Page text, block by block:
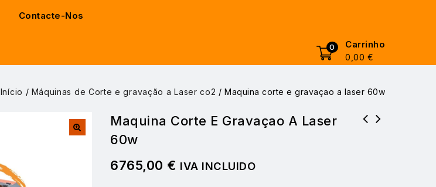
Contacte-Nos
0 Carrinho
0,00 €
Início / Máquinas de Corte e gravação a Laser co2 / Maquina corte e gravaçao a laser 60w
Maquina Corte E Gravaçao A Laser
60w
6765,00 € IVA INCLUIDO